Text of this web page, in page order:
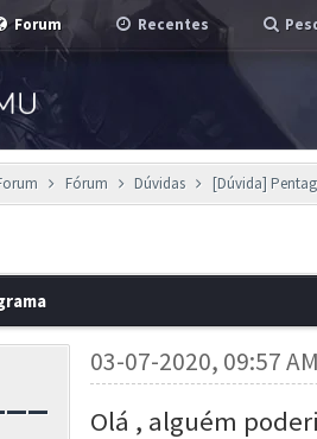
Forum Recentes
Fórum Dúvidas [Dúvida]
03-07-2020, 09:57
Olá , alguém